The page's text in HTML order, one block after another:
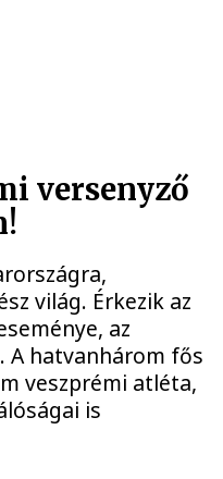
versenyző
világ. Érkezik az
az
A hatvanhárom fős
veszprémi atléta,
is